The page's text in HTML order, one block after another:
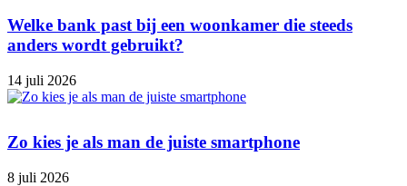
Welke bank past bij een woonkamer die steeds
anders wordt gebruikt?
14 juli 2026
Zo kies je als man de juiste smartphone
8 juli 2026